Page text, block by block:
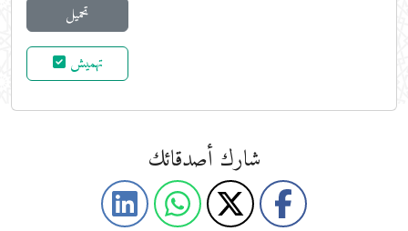
تحميل
تهميش
شارك أصدقائك